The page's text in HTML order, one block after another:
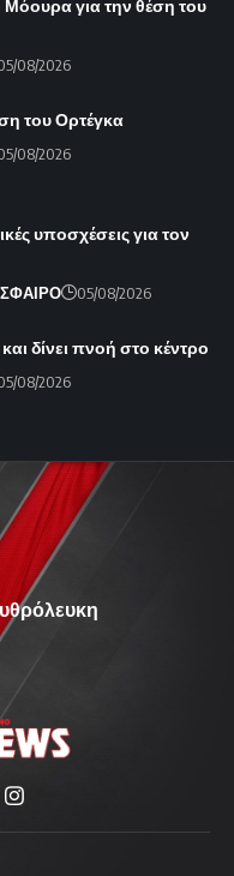
Μόουρα για την θέση του
08/2026
του Ορτέγκα
08/2026
υποσχέσεις για τον
05/08/2026
δίνει πνοή στο κέντρο
08/2026